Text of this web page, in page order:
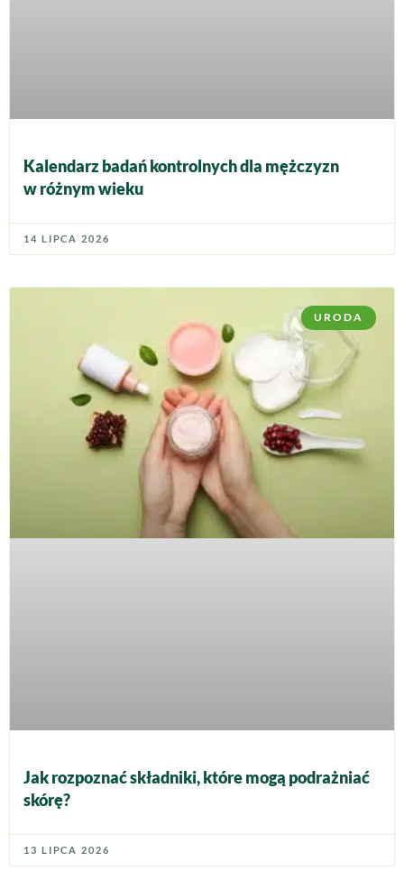
Kalendarz badań kontrolnych dla mężczyzn
w różnym wieku
14 LIPCA 2026
URODA
Jak rozpoznać składniki, które mogą podrażniać
skórę?
13 LIPCA 2026